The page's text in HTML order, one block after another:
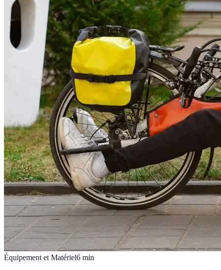
Équipement et Matériel6 min